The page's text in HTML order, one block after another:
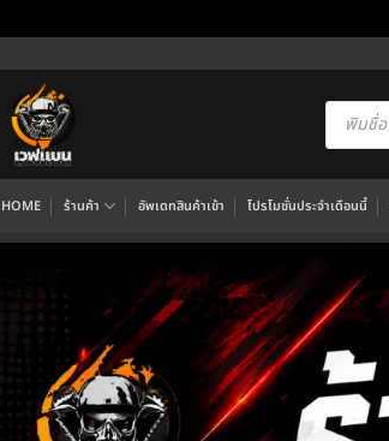
Products
search
HOME ร้านค้า อัพเดทสินค้าเข้า โปรโมชั่นประจำเดือนนี้